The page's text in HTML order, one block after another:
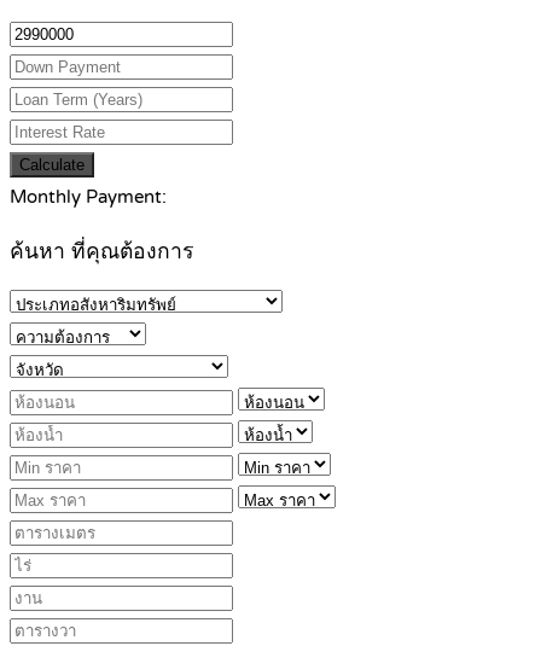
Calculate
Monthly Payment:
ค้นหา ที่คุณต้องการ